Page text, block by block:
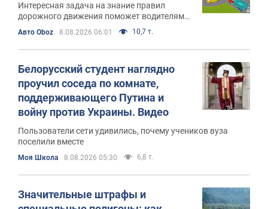
Интересная задача на знание правил
дорожного движения поможет водителям
освежить навыки безопасного разъезда
Авто Oboz 8.08.2026 06:01 10,7 т.
Белорусский студент наглядно
проучил соседа по комнате,
поддерживающего Путина и
войну против Украины. Видео
Пользователи сети удивились, почему учеников вуза
поселили вместе
Моя Школа 8.08.2026 05:30 6,8 т.
Значительные штрафы и